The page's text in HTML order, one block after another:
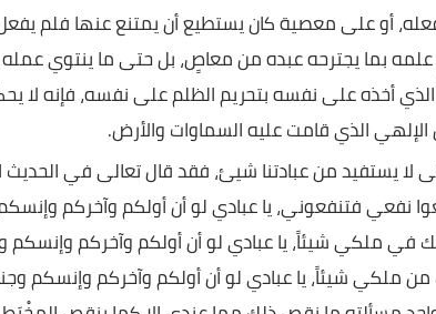
(يا عبادي إني حرمت الظلم على نفسي وجعلته بينكم
عنه.
يبق إلا تحديد المواقف، وإعلان الإرادات، فللإنسان
وليكن الإنسان على ثقة تامة بأنه لن يحاسب ولن
على معصية كان يستطيع أن يمتنع عنها فلم يفعل،
بما يجترحه عبده من معاصٍ، بل حتى ما ينتوي عمله من
على نفسه بتحريم الظلم على نفسه، فإنه لا يحكم
قامت عليه السماوات والأرض.